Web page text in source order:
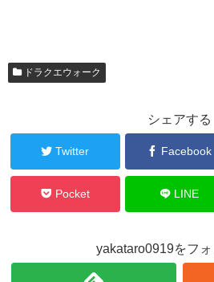
ドラクエウォーク
シェアする
Twitter Facebook
Pocket LINE
yakataro0919をフ